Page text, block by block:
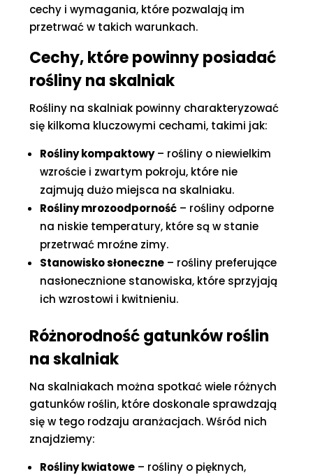
cechy i wymagania, które pozwalają im
przetrwać w takich warunkach.
Cechy, które powinny posiadać
rośliny na skalniak
Rośliny na skalniak powinny charakteryzować
się kilkoma kluczowymi cechami, takimi jak:
Rośliny kompaktowy– rośliny o niewielkim
wzroście i zwartym pokroju, które nie
zajmują dużo miejsca na skalniaku.
Rośliny mrozoodporność – rośliny odporne
na niskie temperatury, które są w stanie
przetrwać mroźne zimy.
Stanowisko słoneczne – rośliny preferujące
nasłonecznione stanowiska, które sprzyjają
ich wzrostowi i kwitnieniu.
Różnorodność gatunków roślin
na skalniak
Na skalniakach można spotkać wiele różnych
gatunków roślin, które doskonale sprawdzają
się w tego rodzaju aranżacjach. Wśród nich
znajdziemy:
Rośliny kwiatowe – rośliny o pięknych,